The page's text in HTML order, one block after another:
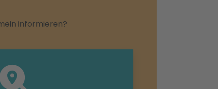
informieren?